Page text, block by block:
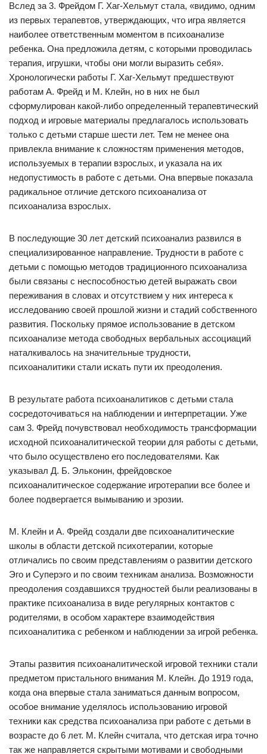
Вслед за 3. Фрейдом Г. Хаг-Хельмут стала, «видимо, одним
из первых терапевтов, утверждающих, что игра является
наиболее ответственным моментом в психоанализе
ребенка. Она предложила детям, с которыми проводилась
терапия, игрушки, чтобы они могли выразить себя».
Хронологически работы Г. Хаг-Хельмут предшествуют
работам А. Фрейд и М. Клейн, но в них не был
сформулирован какой-либо определенный терапевтический
подход и игровые материалы предлагалось использовать
только с детьми старше шести лет. Тем не менее она
привлекла внимание к сложностям применения методов,
используемых в терапии взрослых, и указала на их
недопустимость в работе с детьми. Она впервые показала
радикальное отличие детского психоанализа от
психоанализа взрослых.
В последующие 30 лет детский психоанализ развился в
специализированное направление. Трудности в работе с
детьми с помощью методов традиционного психоанализа
были связаны с неспособностью детей выражать свои
переживания в словах и отсутствием у них интереса к
исследованию своей прошлой жизни и стадий собственного
развития. Поскольку прямое использование в детском
психоанализе метода свободных вербальных ассоциаций
наталкивалось на значительные трудности,
психоаналитики стали искать пути их преодоления.
В результате работа психоаналитиков с детьми стала
сосредоточиваться на наблюдении и интерпретации. Уже
сам 3. Фрейд почувствовал необходимость трансформации
исходной психоаналитической теории для работы с детьми,
что было осуществлено его последователями. Как
указывал Д. Б. Эльконин, фрейдовское
психоаналитическое содержание игротерапии все более и
более подвергается вымыванию и эрозии.
М. Клейн и А. Фрейд создали две психоаналитические
школы в области детской психотерапии, которые
отличались по своим представлениям о развитии детского
Эго и Суперэго и по своим техникам анализа. Возможности
преодоления создавшихся трудностей были реализованы в
практике психоанализа в виде регулярных контактов с
родителями, в особом характере взаимодействия
психоаналитика с ребенком и наблюдении за игрой ребенка.
Этапы развития психоаналитической игровой техники стали
предметом пристального внимания М. Клейн. До 1919 года,
когда она впервые стала заниматься данным вопросом,
особое внимание уделялось использованию игровой
техники как средства психоанализа при работе с детьми в
возрасте до 6 лет. М. Клейн считала, что детская игра точно
так же направляется скрытыми мотивами и свободными